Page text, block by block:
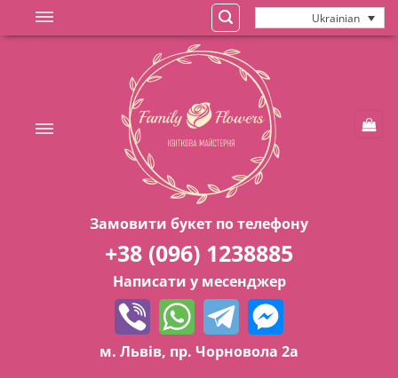
to
Ukrainian
Замовити букет по телефону
+38 (096) 1238885
Написати у месенджер
м. Львів, пр. Чорновола 2а